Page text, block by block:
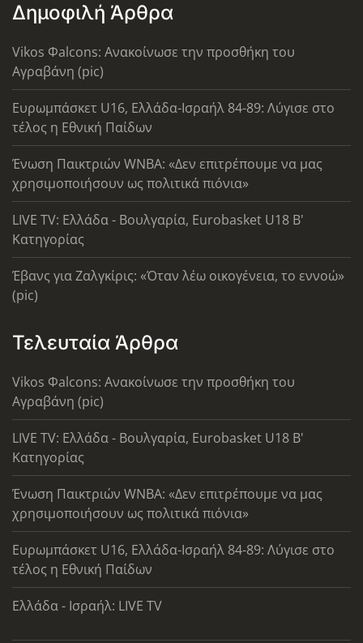
Δημοφιλή Άρθρα
Vikos Φalcons: Ανακοίνωσε την προσθήκη του
Αγραβάνη (pic)
Ευρωμπάσκετ U16, Ελλάδα-Ισραήλ 84-89: Λύγισε στο
τέλος η Εθνική Παίδων
Ένωση Παικτριών WNBA: «Δεν επιτρέπουμε να μας
χρησιμοποιήσουν ως πολιτικά πιόνια»
LIVE TV: Ελλάδα - Βουλγαρία, Eurobasket U18 Β'
Κατηγορίας
Έβανς για Ζαλγκίρις: «Όταν λέω οικογένεια, το εννοώ»
(pic)
Τελευταία Άρθρα
Vikos Φalcons: Ανακοίνωσε την προσθήκη του
Αγραβάνη (pic)
LIVE TV: Ελλάδα - Βουλγαρία, Eurobasket U18 Β'
Κατηγορίας
Ένωση Παικτριών WNBA: «Δεν επιτρέπουμε να μας
χρησιμοποιήσουν ως πολιτικά πιόνια»
Ευρωμπάσκετ U16, Ελλάδα-Ισραήλ 84-89: Λύγισε στο
τέλος η Εθνική Παίδων
Ελλάδα - Ισραήλ: LIVE TV